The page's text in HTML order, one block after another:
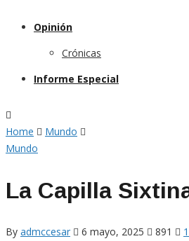
Opinión
Crónicas
Informe Especial
Home
Mundo
Mundo
La Capilla
By admccesar 6 mayo, 2025 891